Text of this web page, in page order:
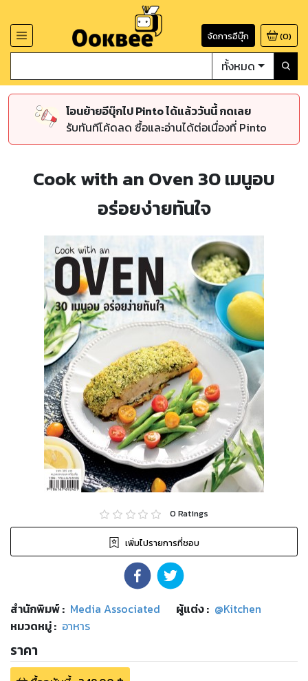
จัดการอีบุ๊ก (0)
ทั้งหมด
โอนย้ายอีบุ๊กไป Pinto ได้แล้ววันนี้ กดเลย
รับทันทีโค้ดลด ซื้อและอ่านได้ต่อเนื่องที่ Pinto
Cook with an Oven 30 เมนูอบ
อร่อยง่ายทันใจ
0 Ratings
เพิ่มไปรายการที่ชอบ
สำนักพิมพ์: Media Associated ผู้แต่ง : @Kitchen
หมวดหมู่: อาหาร
ราคา